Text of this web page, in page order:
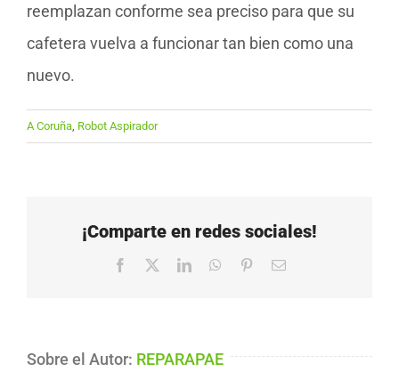
reemplazan conforme sea preciso para que su
cafetera vuelva a funcionar tan bien como una
nuevo.
A Coruña Robot Aspirador
¡Comparte en redes sociales!
Facebook LinkedInWhatsApp
PinterestCorreo
Sobre el Autor: REPARAPAE